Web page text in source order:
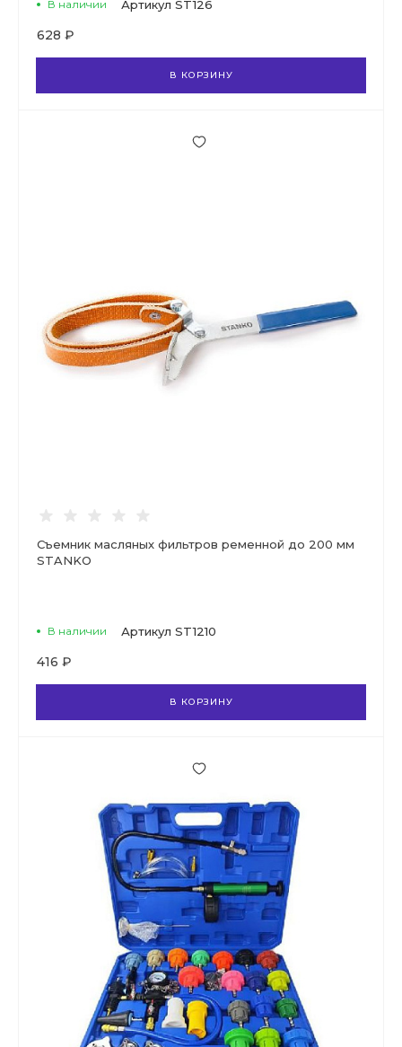
В наличии Артикул ST126
628 ₽
В КОРЗИНУ
Съемник масляных фильтров ременной до 200 мм
STANKO
В наличии Артикул ST1210
416 ₽
В КОРЗИНУ